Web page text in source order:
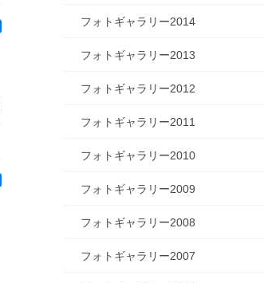
フォトギャラリー2014
フォトギャラリー2013
フォトギャラリー2012
フォトギャラリー2011
フォトギャラリー2010
フォトギャラリー2009
フォトギャラリー2008
フォトギャラリー2007